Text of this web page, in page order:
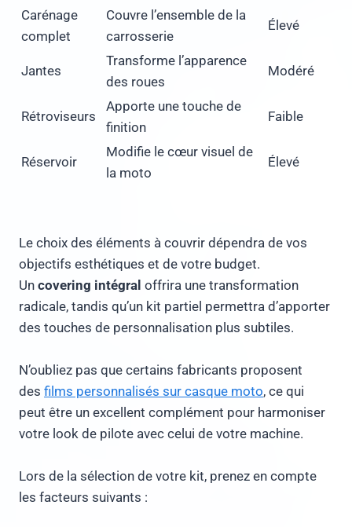
Carénage
complet
Couvre l’ensemble de la
carrosserie
Élevé
Jantes
Transforme l’apparence
des roues
Modéré
Rétroviseurs
Apporte une touche de
finition
Faible
Réservoir
Modifie le cœur visuel de
la moto
Élevé
Le choix des éléments à couvrir dépendra de vos
objectifs esthétiques et de votre budget.
Un covering intégral offrira une transformation
radicale, tandis qu’un kit partiel permettra d’apporter
des touches de personnalisation plus subtiles.
N’oubliez pas que certains fabricants proposent
des films personnalisés sur casque moto, ce qui
peut être un excellent complément pour harmoniser
votre look de pilote avec celui de votre machine.
Lors de la sélection de votre kit, prenez en compte
les facteurs suivants :